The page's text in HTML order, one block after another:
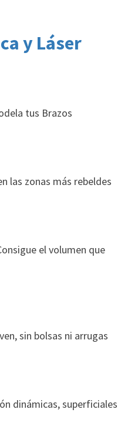
y Láser
tus Brazos
las zonas más rebeldes
el volumen que
sin bolsas ni arrugas
dinámicas, superficiales